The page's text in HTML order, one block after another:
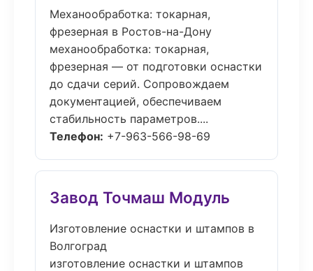
Механообработка: токарная,
фрезерная в Ростов-на-Дону
механообработка: токарная,
фрезерная — от подготовки оснастки
до сдачи серий. Сопровождаем
документацией, обеспечиваем
стабильность параметров....
Телефон: +7-963-566-98-69
Завод Точмаш Модуль
Изготовление оснастки и штампов в
Волгоград
изготовление оснастки и штампов